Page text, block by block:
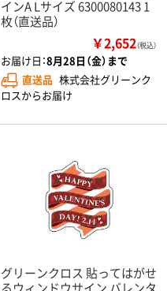
インA Lサイズ 6300080143 1
枚（直送品）
￥2,652（税込）
お届け日：8月28日（金）まで
直送品 株式会社グリーンク
ロスからお届け
グリーンクロス 貼ってはがせ
るウィンドウサイン バレンタ